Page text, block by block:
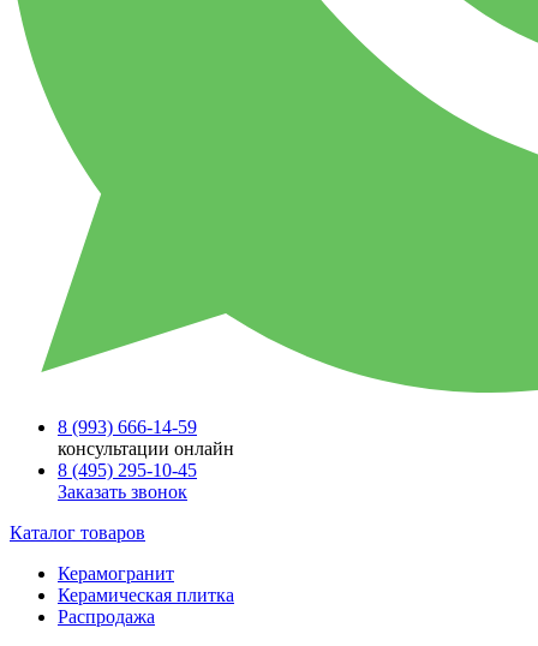
8 (993) 666-14-59
консультации онлайн
8 (495) 295-10-45
Заказать звонок
Каталог товаров
Керамогранит
Керамическая плитка
Распродажа